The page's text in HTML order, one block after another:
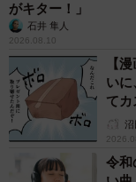
がキター！」
石井 隼人
2026.08.10
【
い
て
沼
令和